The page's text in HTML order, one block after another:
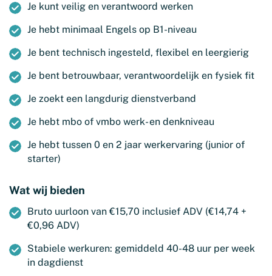
Je kunt veilig en verantwoord werken
Je hebt minimaal Engels op B1-niveau
Je bent technisch ingesteld, flexibel en leergierig
Je bent betrouwbaar, verantwoordelijk en fysiek fit
Je zoekt een langdurig dienstverband
Je hebt mbo of vmbo werk- en denkniveau
Je hebt tussen 0 en 2 jaar werkervaring (junior of
starter)
Wat wij bieden
Bruto uurloon van €15,70 inclusief ADV (€14,74 +
€0,96 ADV)
Stabiele werkuren: gemiddeld 40-48 uur per week
in dagdienst